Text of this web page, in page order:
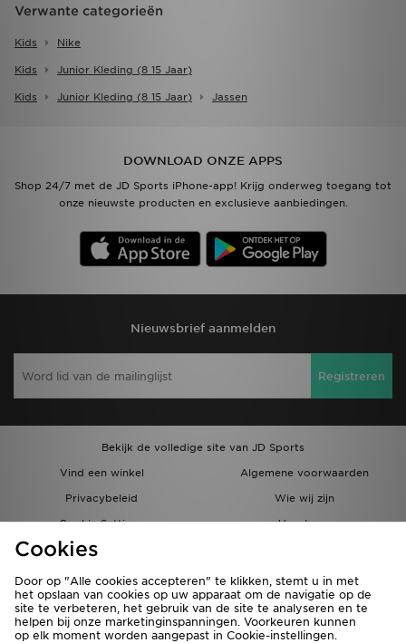
Verwante categorieën
Kids Nike
Kids Junior Kleding (8 15 Jaar)
Kids Junior Kleding (8 15 Jaar) Jassen
DOWNLOAD ONZE APPS
Shop 24/7 met de JD Sports iPhone-app! Krijg onderweg toegang tot
onze nieuwste producten en exclusieve aanbiedingen.
Nieuwsbrief aanmelden
Registreren
Bekijk de volledige site van JD Sports
Vind een winkel
Algemene voorwaarden
Privacybeleid
Wie wij zijn
Cookie Settings
Vacatures
Bestellingen en Levering
Cookies
Door op "Alle cookies accepteren" te klikken, stemt u in met
het opslaan van cookies op uw apparaat om de navigatie op de
site te verbeteren, het gebruik van de site te analyseren en te
helpen bij onze marketinginspanningen. Voorkeuren kunnen
op elk moment worden aangepast in Cookie-instellingen.